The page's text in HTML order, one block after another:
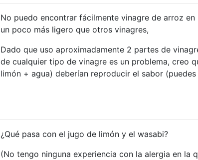
No puedo encontrar fácilmente vinagre de arroz
un poco más ligero que otros vinagres,
Dado que uso aproximadamente 2 partes de
de cualquier tipo de vinagre es un problema, creo
limón + agua) deberían reproducir el sabor
¿Qué pasa con el jugo de limón y el wasabi?
(No tengo ninguna experiencia con la alergia en la